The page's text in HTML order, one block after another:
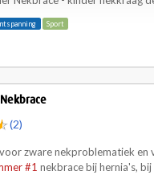
Sport
(2)
zware nekproblematiek en
#1 nekbrace bij hernia's,